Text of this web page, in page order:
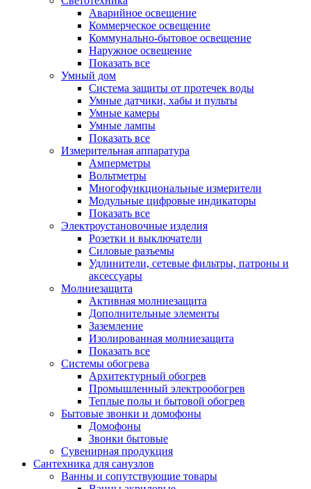
Аварийное освещение
Коммерческое освещение
Коммунально-бытовое освещение
Наружное освещение
Показать все
Умный дом
Система защиты от протечек воды
Умные датчики, хабы и пульты
Умные камеры
Умные лампы
Показать все
Измерительная аппаратура
Амперметры
Вольтметры
Многофункциональные измерители
Модульные цифровые индикаторы
Показать все
Электроустановочные изделия
Розетки и выключатели
Силовые разъемы
Удлинители, сетевые фильтры, патроны и
аксессуары
Молниезащита
Активная молниезащита
Дополнительные элементы
Заземление
Изолированная молниезащита
Показать все
Системы обогрева
Архитектурный обогрев
Промышленный электрообогрев
Теплые полы и бытовой обогрев
Бытовые звонки и домофоны
Домофоны
Звонки бытовые
Сувенирная продукция
Сантехника для санузлов
Ванны и сопутствующие товары